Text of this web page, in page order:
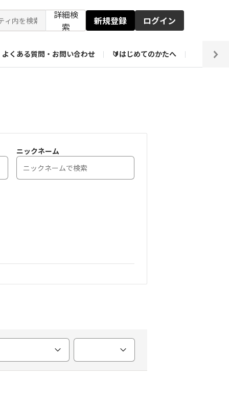
詳細検
索
新規登録 ログイン
よくある質問・お問い合わせ 🔰はじめてのかたへ 編集
ニックネーム